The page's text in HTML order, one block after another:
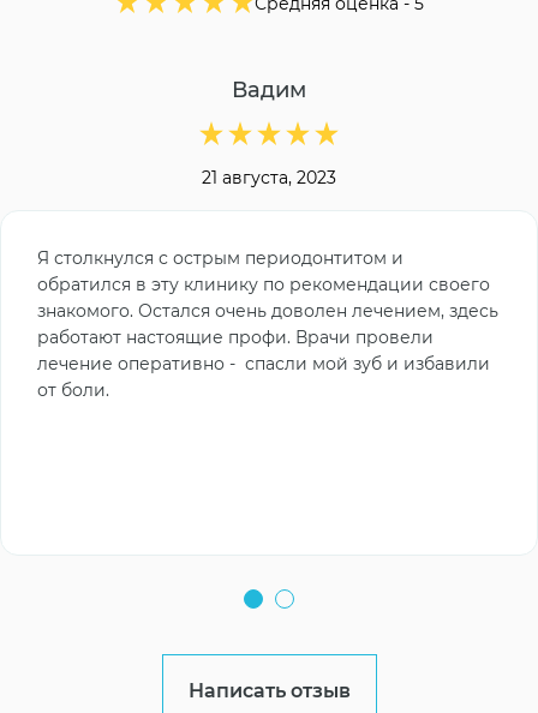
Вадим
21 августа, 2023
Я столкнулся с острым периодонтитом и
обратился в эту клинику по рекомендации своего
знакомого. Остался очень доволен лечением, здесь
работают настоящие профи. Врачи провели
лечение оперативно - спасли мой зуб и избавили
от боли.
Написать отзыв